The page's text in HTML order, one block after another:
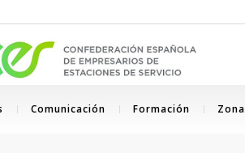
Comunicación Formación